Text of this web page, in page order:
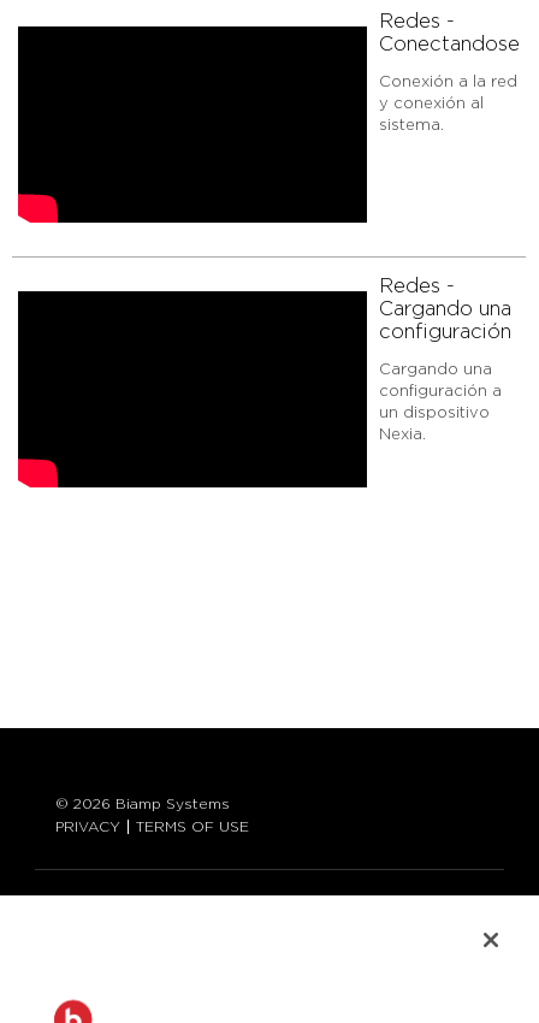
Redes -
Conectandose
Conexión a la red
y conexión al
sistema.
Redes -
Cargando una
configuración
Cargando una
configuración a
un dispositivo
Nexia.
© 2026 Biamp Systems
PRIVACY
TERMS OF USE
CONTACT: